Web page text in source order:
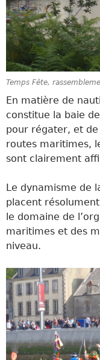
Temps Fête,
En matière de
constitue la baie
pour régater, et
routes maritimes,
sont clairement
Le dynamisme de
placent
le domaine de
maritimes et des
niveau.